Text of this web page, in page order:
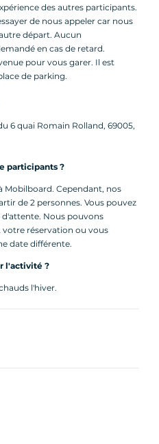
des autres participants.
de nous appeler car nous
départ. Aucun
en cas de retard.
pour vous garer. Il est
de parking.
6 quai Romain Rolland, 69005,
participants ?
Mobilboard. Cependant, nos
de 2 personnes. Vous pouvez
Nous pouvons
réservation ou vous
date différente.
l'activité ?
l'hiver.